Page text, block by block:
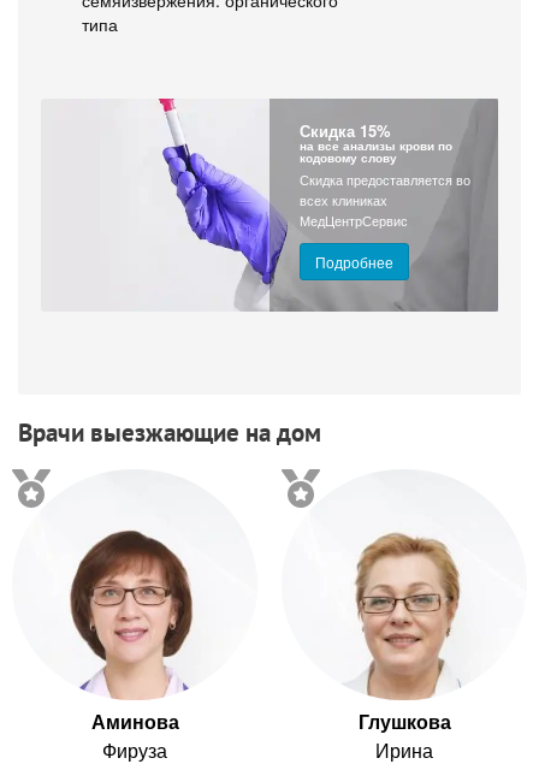
типа
Скидка 15%
на все анализы крови по
кодовому слову
Скидка предоставляется во
всех клиниках
МедЦентрСервис
Подробнее
Врачи выезжающие на дом
Аминова
Фируза
Глушкова
Ирина